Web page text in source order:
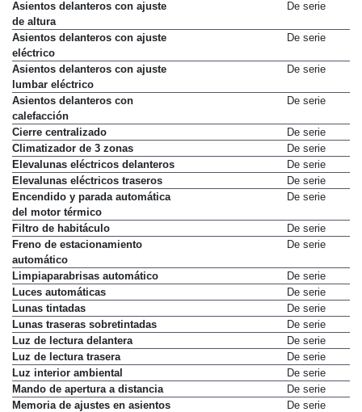
Asientos delanteros con ajuste
de altura
De serie
Asientos delanteros con ajuste
eléctrico
De serie
Asientos delanteros con ajuste
lumbar eléctrico
De serie
Asientos delanteros con
calefacción
De serie
Cierre centralizado
De serie
Climatizador de 3 zonas
De serie
Elevalunas eléctricos delanteros
De serie
Elevalunas eléctricos traseros
De serie
Encendido y parada automática
del motor térmico
De serie
Filtro de habitáculo
De serie
Freno de estacionamiento
automático
De serie
Limpiaparabrisas automático
De serie
Luces automáticas
De serie
Lunas tintadas
De serie
Lunas traseras sobretintadas
De serie
Luz de lectura delantera
De serie
Luz de lectura trasera
De serie
Luz interior ambiental
De serie
Mando de apertura a distancia
De serie
Memoria de ajustes en asientos
De serie